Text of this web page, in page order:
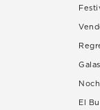
El